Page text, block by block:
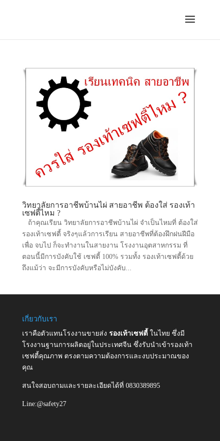
วิทยาลัยการอาชีพบ้านไผ่ สายอาชีพ ต้องใส่ รองเท้า
เซฟตี้ไหม ?
ถ้าคุณเรียน วิทยาลัยการอาชีพบ้านไผ่ จำเป็นไหมที่ ต้องใส่
รองเท้าเซฟตี้ จริงๆแล้วการเรียน สายอาชีพที่ต้องฝึกฝนฝีมือ
เพื่อ จบไป ก็จะทำงานในสายงาน โรงงานอุตสาหกรรม ที่
ตอนนี้มีการบังคับใช้ เซฟตี้ 100% รวมทั้ง รองเท้าเซฟตี้ด้วย
ถึงแม้ว่า จะมีการบังคับหรือไม่บังคับ...
เกี่ยวกับเรา
เราคือตัวแทนโรงงานขายส่ง รองเท้าเซฟตี้ ในไทย ซึ่งมี
โรงงานฐานการผลิตอยู่ในประเทศจีน ซึ่งรับนำเข้ารองเท้า
เซฟตี้คุณภาพ ตรงตามความต้องการและงบประมาณของ
คุณ
สนใจสอบถามและรายละเอียดได้ที่ 0830389895
Line:@safety27